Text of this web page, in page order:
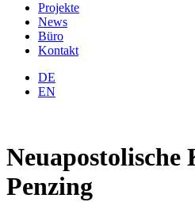
Projekte
News
Büro
Kontakt
DE
EN
Neuapostolische
Penzing